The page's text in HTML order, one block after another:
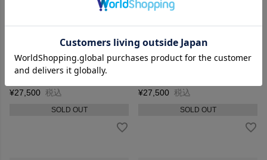
KURO DIAMANTE デニムパン
¥27,500 税込
SOLD OUT
¥27,500 税込
SOLD OUT